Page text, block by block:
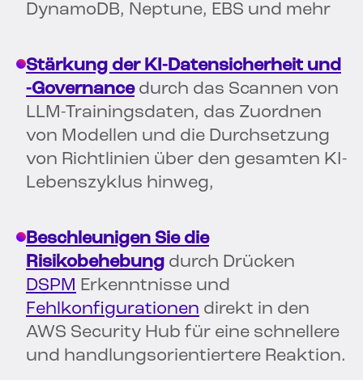
DynamoDB, Neptune, EBS und mehr
Stärkung der KI-Datensicherheit und
-Governancedurch das Scannen von
LLM-Trainingsdaten, das Zuordnen
von Modellen und die Durchsetzung
von Richtlinien über den gesamten KI-
Lebenszyklus hinweg,
Beschleunigen Sie die
Risikobehebung durch Drücken
DSPM Erkenntnisse und
Fehlkonfigurationen direkt in den
AWS Security Hub für eine schnellere
und handlungsorientiertere Reaktion.